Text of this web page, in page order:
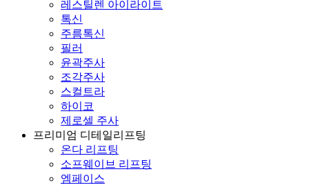
레스틸렌 아이라이트
톡신
주름톡신
필러
윤곽주사
조각주사
스컬트라
하이코
제로셀 주사
프리미엄 디테일리프팅
온다 리프팅
소프웨이브 리프팅
엠페이스